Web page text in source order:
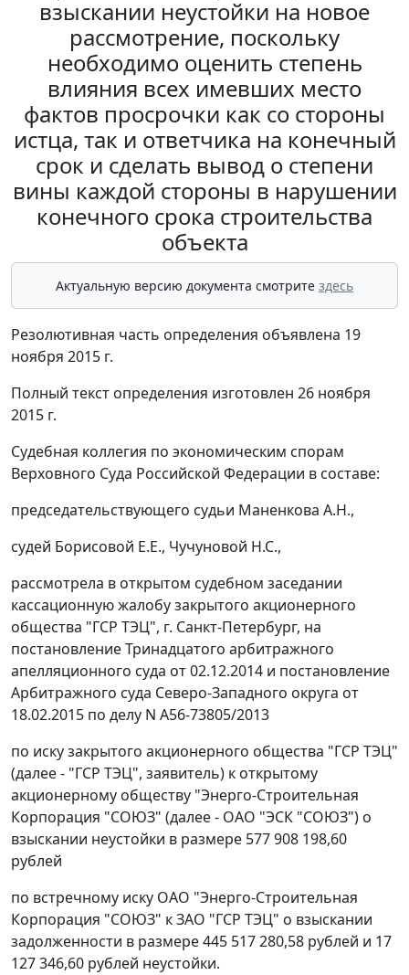
взыскании неустойки на новое
рассмотрение, поскольку
необходимо оценить степень
влияния всех имевших место
фактов просрочки как со стороны
истца, так и ответчика на конечный
срок и сделать вывод о степени
вины каждой стороны в нарушении
конечного срока строительства
объекта
Актуальную версию документа смотрите здесь
Резолютивная часть определения объявлена 19
ноября 2015 г.
Полный текст определения изготовлен 26 ноября
2015 г.
Судебная коллегия по экономическим спорам
Верховного Суда Российской Федерации в составе:
председательствующего судьи Маненкова А.Н.,
судей Борисовой Е.Е., Чучуновой Н.С.,
рассмотрела в открытом судебном заседании
кассационную жалобу закрытого акционерного
общества "ГСР ТЭЦ", г. Санкт-Петербург, на
постановление Тринадцатого арбитражного
апелляционного суда от 02.12.2014 и постановление
Арбитражного суда Северо-Западного округа от
18.02.2015 по делу N А56-73805/2013
по иску закрытого акционерного общества "ГСР ТЭЦ"
(далее - "ГСР ТЭЦ", заявитель) к открытому
акционерному обществу "Энерго-Строительная
Корпорация "СОЮЗ" (далее - ОАО "ЭСК "СОЮЗ") о
взыскании неустойки в размере 577 908 198,60
рублей
по встречному иску ОАО "Энерго-Строительная
Корпорация "СОЮЗ" к ЗАО "ГСР ТЭЦ" о взыскании
задолженности в размере 445 517 280,58 рублей и 17
127 346,60 рублей неустойки.